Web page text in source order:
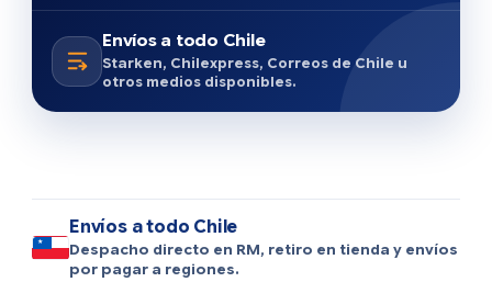
Envíos a todo Chile
Starken, Chilexpress, Correos de Chile u
otros medios disponibles.
Envíos a todo Chile
Despacho directo en RM, retiro en tienda y envíos
por pagar a regiones.